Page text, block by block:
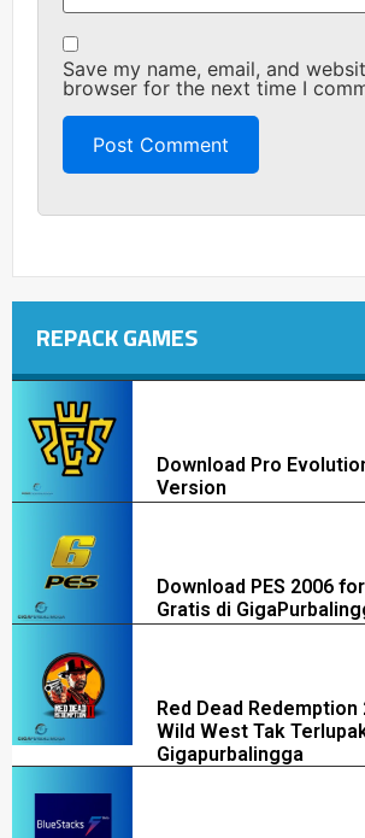
Save my name, email, and
browser for the next time I
REPACK GAMES
Download Pro
Version
Download PES 2006
Gratis di
Red Dead Redemption
Wild West Tak
Gigapurbalingga